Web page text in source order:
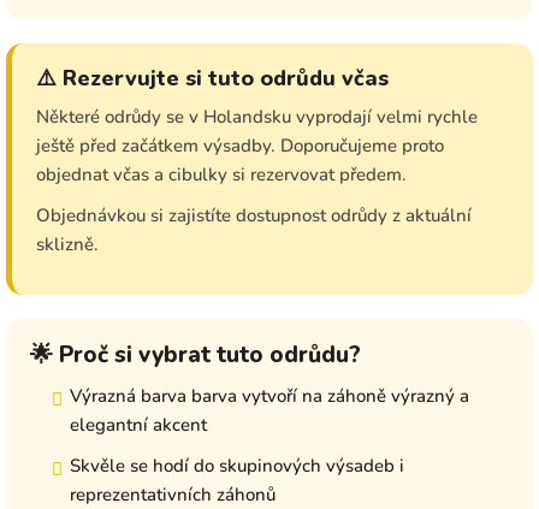
⚠️ Rezervujte si tuto odrůdu včas
Některé odrůdy se v Holandsku vyprodají velmi rychle
ještě před začátkem výsadby. Doporučujeme proto
objednat včas a cibulky si rezervovat předem.
Objednávkou si zajistíte dostupnost odrůdy z aktuální
sklizně.
🌟 Proč si vybrat tuto odrůdu?
Výrazná barva barva vytvoří na záhoně výrazný a
elegantní akcent
Skvěle se hodí do skupinových výsadeb i
reprezentativních záhonů